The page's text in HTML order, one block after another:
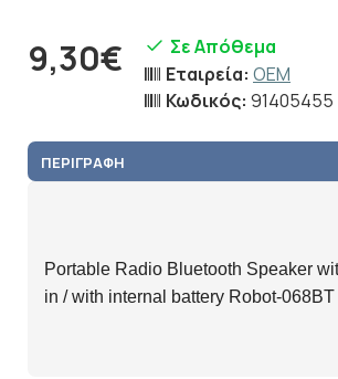
9,30€
Σε Απόθεμα
Εταιρεία: OEM
Κωδικός: 91405455
ΠΕΡΙΓΡΑΦΉ
Portable Radio Bluetooth Speaker
in / with internal battery Robot-068BT